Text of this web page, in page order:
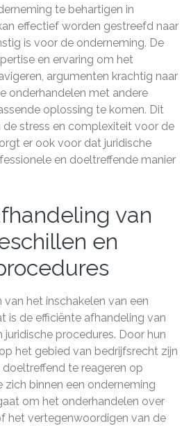
te behartigen in
effectief worden gestreefd naar
is voor de onderneming. De
en ervaring om het
argumenten krachtig naar
onderhandelen met andere
oplossing te komen. Dit
stress en complexiteit voor de
er ook voor dat juridische
en doeltreffende manier
van
en
het inschakelen van een
is de efficiënte afhandeling van
juridische procedures. Door hun
het gebied van bedrijfsrecht zijn
te reageren op
zich binnen een onderneming
om het onderhandelen over
het vertegenwoordigen van de